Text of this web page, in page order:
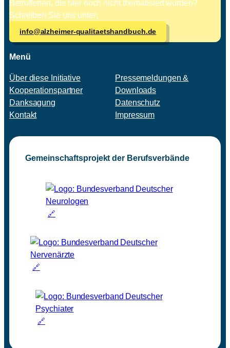
Betroffenen, die hier noch nicht thematisiert wurden?
Schreiben Sie uns unter:
info@alzheimer-qualitaetshandbuch.de
Menü
Über diese Initiative
Kooperationspartner
Danksagung
Kontakt
Pressemeldungen &
Downloads
Datenschutz
Impressum
Gemeinschaftsprojekt der Berufsverbände